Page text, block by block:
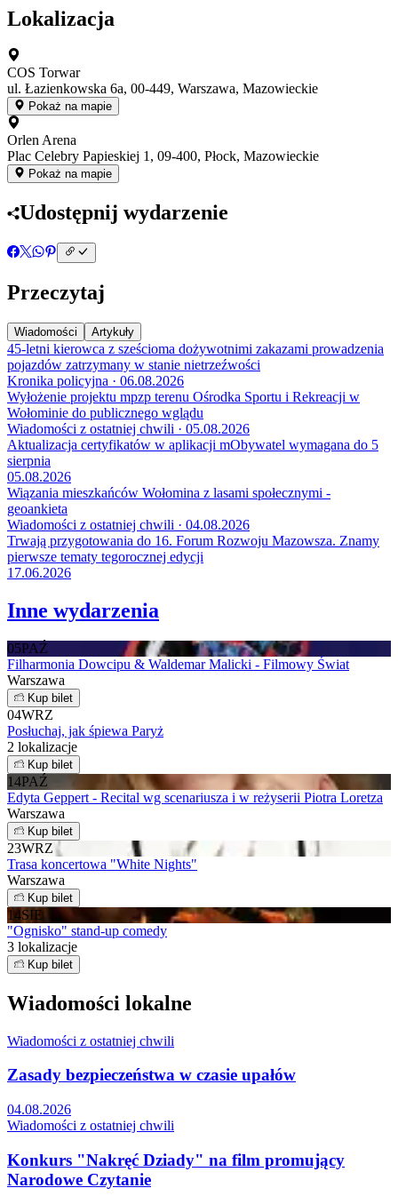
Lokalizacja
COS Torwar
ul. Łazienkowska 6a, 00-449, Warszawa, Mazowieckie
Pokaż na mapie
Orlen Arena
Plac Celebry Papieskiej 1, 09-400, Płock, Mazowieckie
Pokaż na mapie
Udostępnij wydarzenie
Przeczytaj
Wiadomości Artykuły
45-letni kierowca z sześcioma dożywotnimi zakazami prowadzenia
pojazdów zatrzymany w stanie nietrzeźwości
Kronika policyjna · 06.08.2026
Wyłożenie projektu mpzp terenu Ośrodka Sportu i Rekreacji w
Wołominie do publicznego wglądu
Wiadomości z ostatniej chwili · 05.08.2026
Aktualizacja certyfikatów w aplikacji mObywatel wymagana do 5
sierpnia
05.08.2026
Wiązania mieszkańców Wołomina z lasami społecznymi -
geoankieta
Wiadomości z ostatniej chwili · 04.08.2026
Trwają przygotowania do 16. Forum Rozwoju Mazowsza. Znamy
pierwsze tematy tegorocznej edycji
17.06.2026
Inne wydarzenia
05PAŹ
Filharmonia Dowcipu & Waldemar Malicki - Filmowy Świat
Warszawa
Kup bilet
04WRZ
Posłuchaj, jak śpiewa Paryż
2 lokalizacje
Kup bilet
14PAŹ
Edyta Geppert - Recital wg scenariusza i w reżyserii Piotra Loretza
Warszawa
Kup bilet
23WRZ
Trasa koncertowa "White Nights"
Warszawa
Kup bilet
14SIE
"Ognisko" stand-up comedy
3 lokalizacje
Kup bilet
Wiadomości lokalne
Wiadomości z ostatniej chwili
Zasady bezpieczeństwa w czasie upałów
04.08.2026
Wiadomości z ostatniej chwili
Konkurs "Nakręć Dziady" na film promujący
Narodowe Czytanie